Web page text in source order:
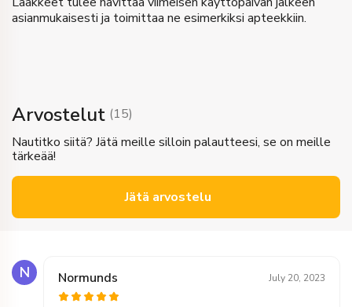
asianmukaisesti ja toimittaa ne esimerkiksi apteekkiin.
Arvostelut (15)
Nautitko siitä? Jätä meille silloin palautteesi, se on meille
tärkeää!
Jätä arvostelu
N Normunds July 20, 2023